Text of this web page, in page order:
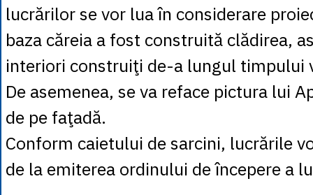
lucrărilor se vor lua în considerare
baza căreia a fost construită clădirea,
interiori construiţi de-a lungul timpului
De asemenea, se va reface pictura lui
de pe faţadă.
Conform caietului de sarcini, lucrările
de la emiterea ordinului de începere a